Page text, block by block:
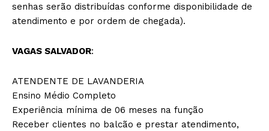
senhas serão distribuídas conforme disponibilidade de
atendimento e por ordem de chegada).
VAGAS SALVADOR:
ATENDENTE DE LAVANDERIA
Ensino Médio Completo
Experiência mínima de 06 meses na função
Receber clientes no balcão e prestar atendimento,